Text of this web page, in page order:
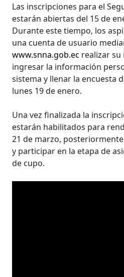
Las inscripciones para el
estarán abiertas del 15 de
Durante este tiempo, los
una cuenta de usuario
www.snna.gob.ec realizar su
ingresar la información
sistema y llenar la encuesta
lunes 19 de enero.
Una vez finalizada la
estarán habilitados para
21 de marzo,
y participar en la etapa de
de cupo.